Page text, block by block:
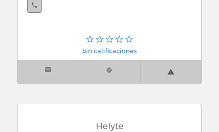
Sin calificaciones
Helyte